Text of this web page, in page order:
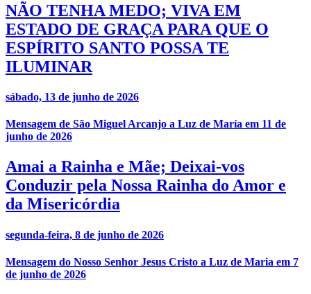
NÃO TENHA MEDO; VIVA EM
ESTADO DE GRAÇA PARA QUE O
ESPÍRITO SANTO POSSA TE
ILUMINAR
sábado, 13 de junho de 2026
Mensagem de São Miguel Arcanjo a Luz de María em 11 de
junho de 2026
Amai a Rainha e Mãe; Deixai-vos
Conduzir pela Nossa Rainha do Amor e
da Misericórdia
segunda-feira, 8 de junho de 2026
Mensagem do Nosso Senhor Jesus Cristo a Luz de Maria em 7
de junho de 2026